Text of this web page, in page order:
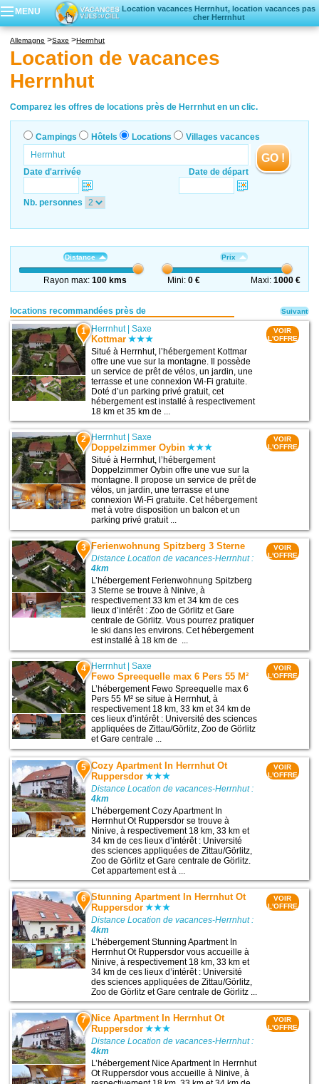
MENU
Location vacances Herrnhut, location vacances pas
cher Herrnhut
Locations vacances
Allemagne Saxe Herrnhut
Location de vacances
Herrnhut
Comparez les offres de locations près de Herrnhut en un clic.
Campings Hôtels Locations Villages vacances
Date d'arrivée Date de départ
GO !
Nb. personnes
Distance
Rayon max:100 kms
Prix
Mini:0 € Maxi: 1000 €
locations recommandées près de
1 Herrnhut|Saxe
Kottmar
Situé à Herrnhut, l’hébergement Kottmar
offre une vue sur la montagne. Il possède
un service de prêt de vélos, un jardin, une
terrasse et une connexion Wi-Fi gratuite.
Doté d’un parking privé gratuit, cet
hébergement est installé à respectivement
18 km et 35 km de ...
VOIR
L'OFFRE
2 Herrnhut|Saxe
Doppelzimmer Oybin
Situé à Herrnhut, l’hébergement
Doppelzimmer Oybin offre une vue sur la
montagne. Il propose un service de prêt de
vélos, un jardin, une terrasse et une
connexion Wi-Fi gratuite. Cet hébergement
met à votre disposition un balcon et un
parking privé gratuit ...
VOIR
L'OFFRE
3 Ferienwohnung Spitzberg 3 Sterne
Distance Location de vacances-Herrnhut :
4km
L’hébergement Ferienwohnung Spitzberg
3 Sterne se trouve à Ninive, à
respectivement 33 km et 34 km de ces
lieux d’intérêt : Zoo de Görlitz et Gare
centrale de Görlitz. Vous pourrez pratiquer
le ski dans les environs. Cet hébergement
est installé à 18 km de ...
VOIR
L'OFFRE
4 Herrnhut|Saxe
Fewo Spreequelle max 6 Pers 55 M²
L’hébergement Fewo Spreequelle max 6
Pers 55 M² se situe à Herrnhut, à
respectivement 18 km, 33 km et 34 km de
ces lieux d’intérêt : Université des sciences
appliquées de Zittau/Görlitz, Zoo de Görlitz
et Gare centrale ...
VOIR
L'OFFRE
5 Cozy Apartment In Herrnhut Ot
Ruppersdor
Distance Location de vacances-Herrnhut :
4km
L’hébergement Cozy Apartment In
Herrnhut Ot Ruppersdor se trouve à
Ninive, à respectivement 18 km, 33 km et
34 km de ces lieux d’intérêt : Université
des sciences appliquées de Zittau/Görlitz,
Zoo de Görlitz et Gare centrale de Görlitz.
Cet appartement est à ...
VOIR
L'OFFRE
6 Stunning Apartment In Herrnhut Ot
Ruppersdor
Distance Location de vacances-Herrnhut :
4km
L’hébergement Stunning Apartment In
Herrnhut Ot Ruppersdor vous accueille à
Ninive, à respectivement 18 km, 33 km et
34 km de ces lieux d’intérêt : Université
des sciences appliquées de Zittau/Görlitz,
Zoo de Görlitz et Gare centrale de Görlitz ...
VOIR
L'OFFRE
7 Nice Apartment In Herrnhut Ot
Ruppersdor
Distance Location de vacances-Herrnhut :
4km
L’hébergement Nice Apartment In Herrnhut
Ot Ruppersdor vous accueille à Ninive, à
VOIR
L'OFFRE
Suivant